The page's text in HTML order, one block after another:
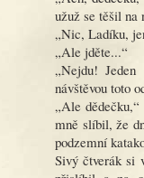
užuž se těšil na
„Nic, Ladíku,
„Ale jděte...“
„Nejdu!
návštěvou toto
„Ale
mně slíbil, že
podzemní
Sivý čtverák si